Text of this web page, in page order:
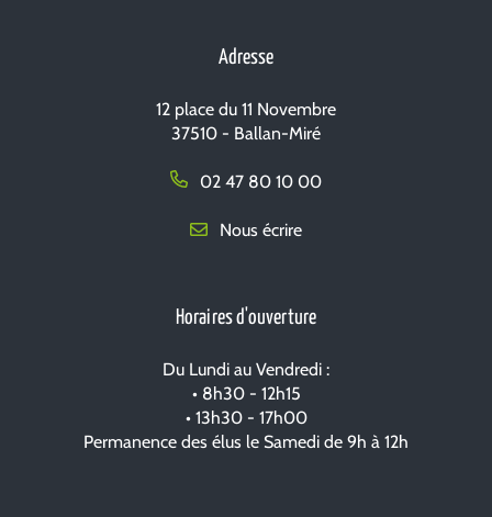
comptechaîne
Adresse
12 place du 11 Novembre
37510 - Ballan-Miré
02 47 80 10 00
Nous écrire
Horaires d'ouverture
Du Lundi au Vendredi :
• 8h30 - 12h15
• 13h30 - 17h00
Permanence des élus le Samedi de 9h à 12h